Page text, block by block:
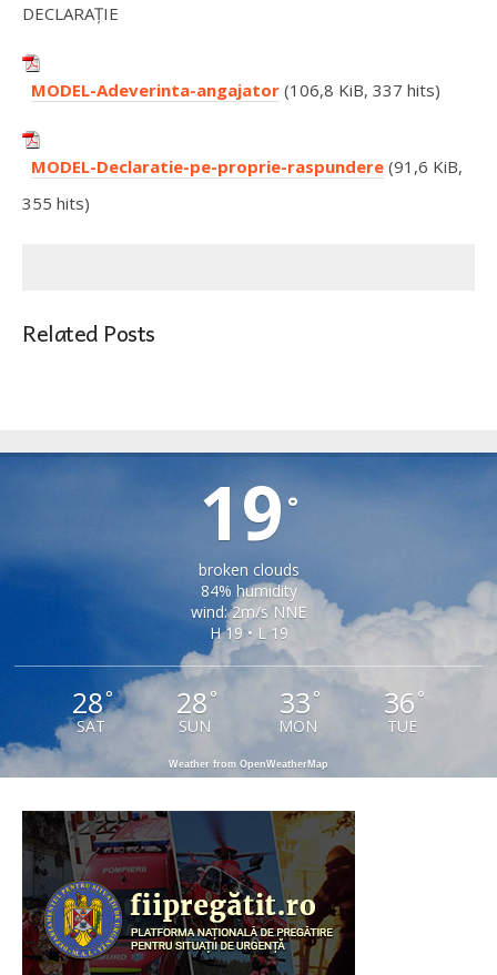
DECLARAȚIE
MODEL-Adeverinta-angajator (106,8 KiB, 337 hits)
MODEL-Declaratie-pe-proprie-raspundere (91,6 KiB,
355 hits)
Related Posts
19°
broken clouds
84% humidity
wind: 2m/s NNE
H 19 • L 19
28°
SAT
28 °
SUN
33 °
MON
36 °
TUE
Weather from OpenWeatherMap